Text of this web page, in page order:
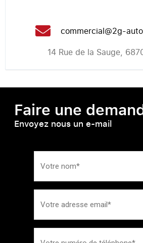
commercial@2g-
14 Rue de la Sauge,
Faire une
Envoyez nous un e-mail